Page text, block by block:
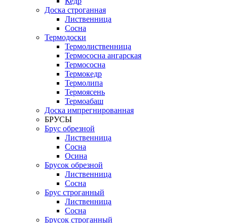
Доска строганная
Лиственница
Сосна
Термодоски
Термолиственница
Термососна ангарская
Термососна
Термокедр
Термолипа
Термоясень
Термоабаш
Доска импрегнированная
БРУСЫ
Брус обрезной
Лиственница
Сосна
Осина
Брусок обрезной
Лиственница
Сосна
Брус строганный
Лиственница
Сосна
Брусок строганный